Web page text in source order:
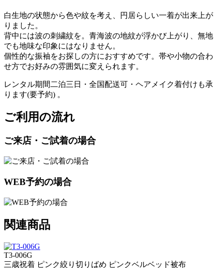
白生地の状態から色や紋を考え、円居らしい一着が出来上が
りました。
背中には波の刺繍紋を。青海波の地紋が浮かび上がり、無地
でも地味な印象にはなりません。
個性的な振袖をお探しの方におすすめです。帯や小物の合わ
せ方でお好みの雰囲気に変えられます。
レンタル期間二泊三日・全国配送可・ヘアメイク着付けも承
ります(要予約) 。
ご利用の流れ
ご来店・ご試着の場合
WEB予約の場合
関連商品
T3-006G
三歳祝着 ピンク絞り切りばめ ピンクベルベッド被布